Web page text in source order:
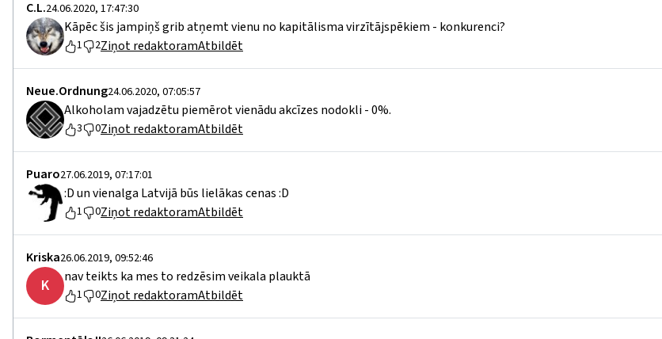
C.L.24.06.2020, 17:47:30
Kāpēc šis jampiņš grib atņemt vienu no kapitālisma virzītājspēkiem - konkurenci?
1 2Ziņot redaktoramAtbildēt
Neue.Ordnung24.06.2020, 07:05:57
Alkoholam vajadzētu piemērot vienādu akcīzes nodokli - 0%.
3 0Ziņot redaktoramAtbildēt
Puaro27.06.2019, 07:17:01
:D un vienalga Latvijā būs lielākas cenas :D
1 0Ziņot redaktoramAtbildēt
Kriska26.06.2019, 09:52:46
K nav teikts ka mes to redzēsim veikala plauktā
1 0Ziņot redaktoramAtbildēt